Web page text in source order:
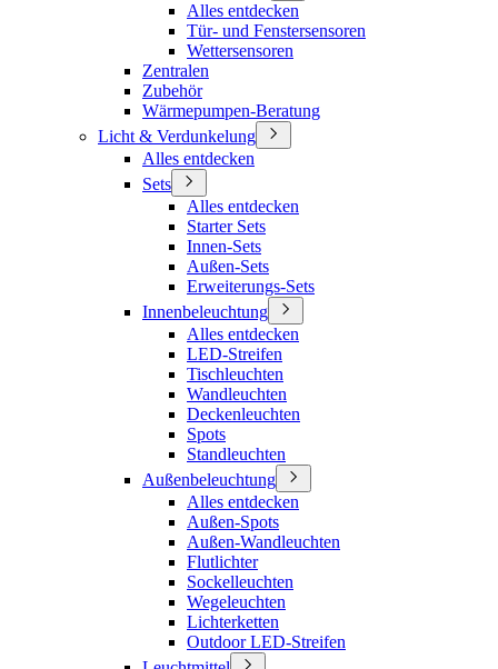
Alles entdecken
Tür- und Fenstersensoren
Wettersensoren
Zentralen
Zubehör
Wärmepumpen-Beratung
Licht & Verdunkelung
Alles entdecken
Sets
Alles entdecken
Starter Sets
Innen-Sets
Außen-Sets
Erweiterungs-Sets
Innenbeleuchtung
Alles entdecken
LED-Streifen
Tischleuchten
Wandleuchten
Deckenleuchten
Spots
Standleuchten
Außenbeleuchtung
Alles entdecken
Außen-Spots
Außen-Wandleuchten
Flutlichter
Sockelleuchten
Wegeleuchten
Lichterketten
Outdoor LED-Streifen